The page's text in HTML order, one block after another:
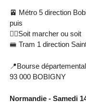
🚈 Métro 5 direction
puis
🚶‍♀️Soit marcher ou soit
🚝 Tram 1 direction
📍Bourse
93 000 BOBIGNY
Normandie - Samedi